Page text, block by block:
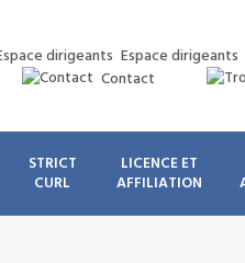
Espace dirigeants
Contact
STRICT
CURL
LICENCE ET
AFFILIATION